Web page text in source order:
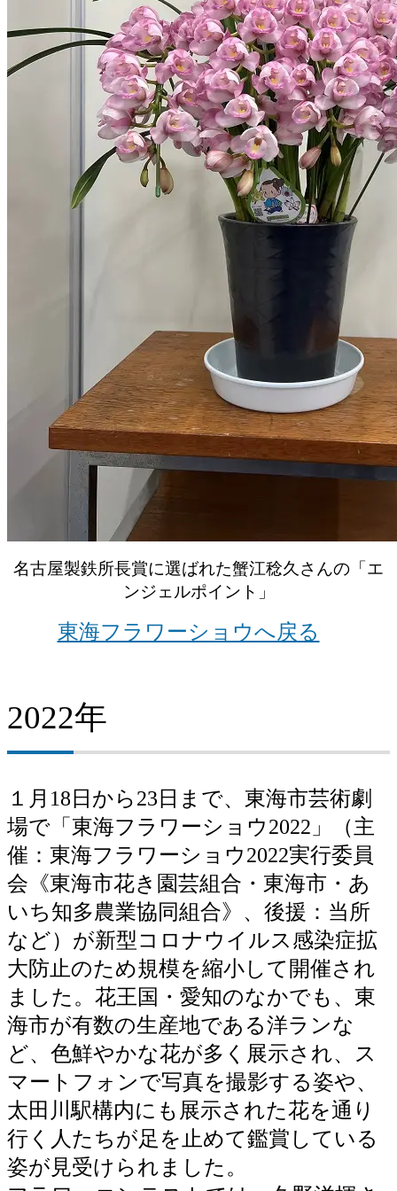
名古屋製鉄所長賞に選ばれた蟹江稔久さんの「エ
ンジェルポイント」
東海フラワーショウへ戻る
2022年
１月18日から23日まで、東海市芸術劇
場で「東海フラワーショウ2022」（主
催：東海フラワーショウ2022実行委員
会《東海市花き園芸組合・東海市・あ
いち知多農業協同組合》、後援：当所
など）が新型コロナウイルス感染症拡
大防止のため規模を縮小して開催され
ました。花王国・愛知のなかでも、東
海市が有数の生産地である洋ランな
ど、色鮮やかな花が多く展示され、ス
マートフォンで写真を撮影する姿や、
太田川駅構内にも展示された花を通り
行く人たちが足を止めて鑑賞している
姿が見受けられました。